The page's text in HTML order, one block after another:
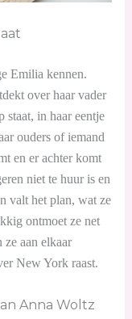
Emilia kennen.
over haar vader
staat, in haar eentje
ouders of iemand
en er achter komt
niet te huur is en
valt het plan, wat ze
ontmoet ze net
aan elkaar
New York raast.
Anna Woltz